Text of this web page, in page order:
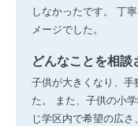
しなかったです。 丁
メージでした。
どんなことを相談
子供が大きくなり、手
た。 また、子供の小
じ学区内で希望の広さ